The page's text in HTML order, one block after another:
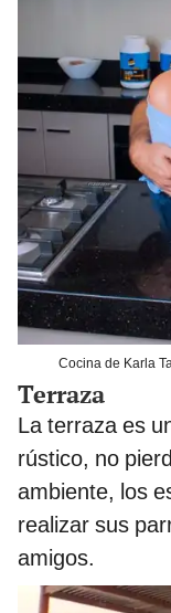
Cocina de Karla
Terraza
La terraza es
rústico, no
ambiente, los
realizar sus
amigos.